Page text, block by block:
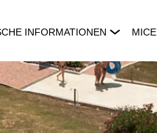
INFORMATIONEN MICE